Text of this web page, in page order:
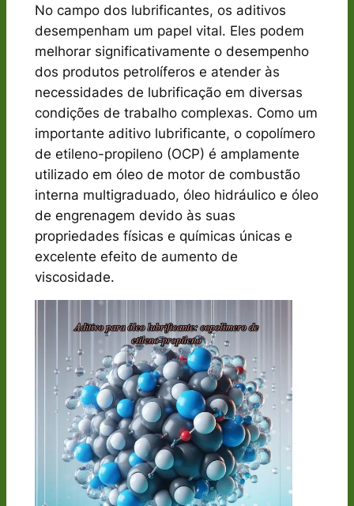
No campo dos lubrificantes, os aditivos
desempenham um papel vital. Eles podem
melhorar significativamente o desempenho
dos produtos petrolíferos e atender às
necessidades de lubrificação em diversas
condições de trabalho complexas. Como um
importante aditivo lubrificante, o copolímero
de etileno-propileno (OCP) é amplamente
utilizado em óleo de motor de combustão
interna multigraduado, óleo hidráulico e óleo
de engrenagem devido às suas
propriedades físicas e químicas únicas e
excelente efeito de aumento de
viscosidade.